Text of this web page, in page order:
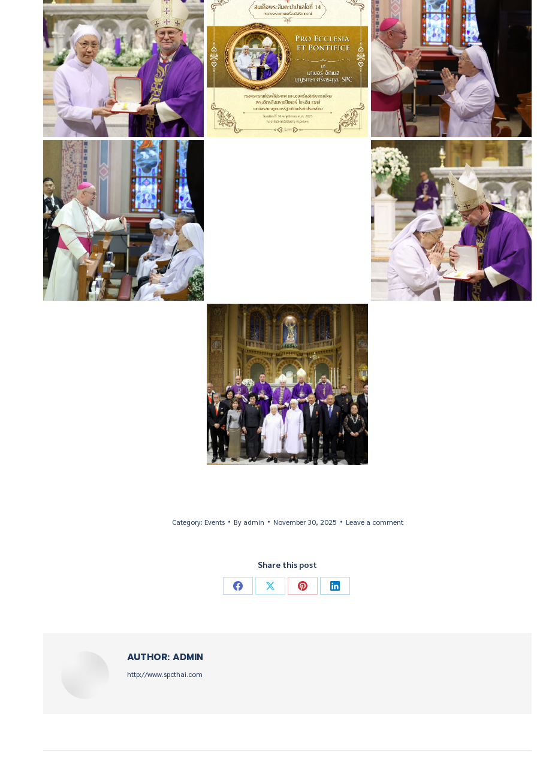
Category: Events By admin November 30, 2025 Leave a comment
Share this post
Share
Share
Share
Share
AUTHOR: ADMIN
http://www.spcthai.com
POST